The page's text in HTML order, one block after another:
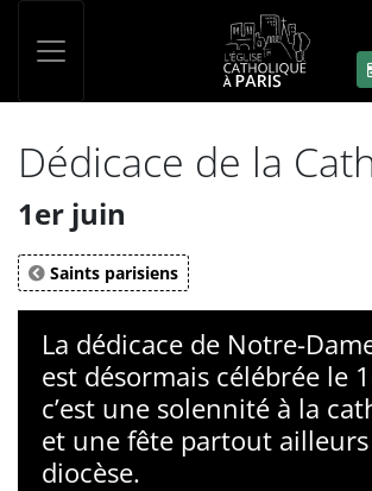
Dédicace de la
1er juin
Saints parisiens
La dédicace de Notre-
est désormais célébrée le
c’est une solennité à la
et une fête partout
diocèse.
Panneau de gestion des cookies